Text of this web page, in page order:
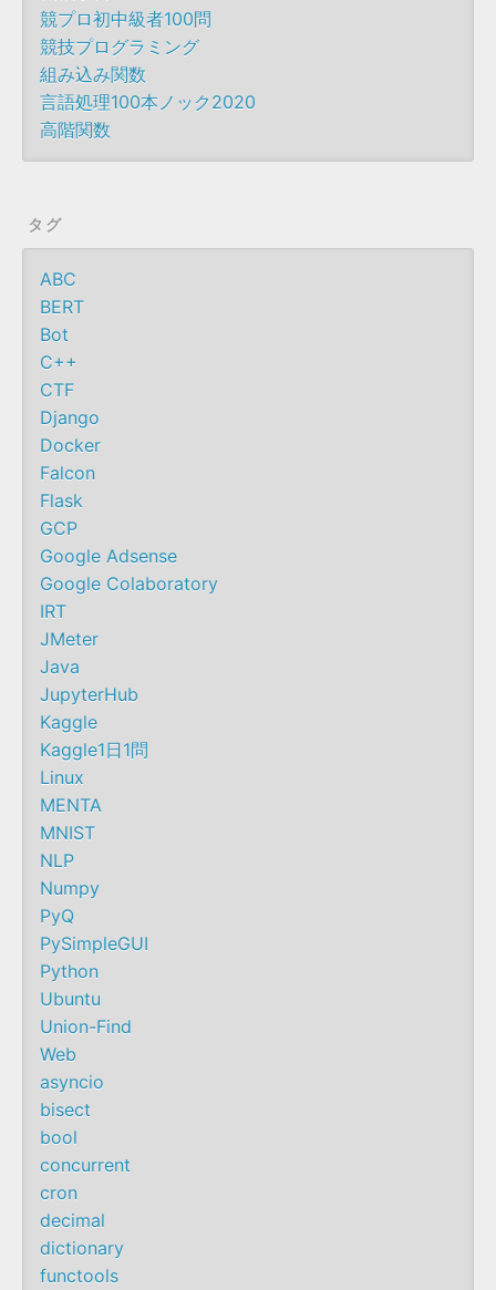
競プロ初中級者100問
競技プログラミング
組み込み関数
言語処理100本ノック2020
高階関数
タグ
ABC
BERT
Bot
C++
CTF
Django
Docker
Falcon
Flask
GCP
Google Adsense
Google Colaboratory
IRT
JMeter
Java
JupyterHub
Kaggle
Kaggle1日1問
Linux
MENTA
MNIST
NLP
Numpy
PyQ
PySimpleGUI
Python
Ubuntu
Union-Find
Web
asyncio
bisect
bool
concurrent
cron
decimal
dictionary
functools